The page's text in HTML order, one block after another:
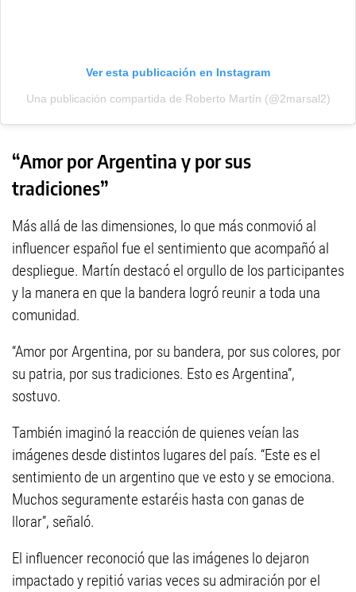
Ver esta publicación en Instagram
Una publicación compartida de Roberto Martín (@2marsal2)
“Amor por Argentina y por sus
tradiciones”
Más allá de las dimensiones, lo que más conmovió al
influencer español fue el sentimiento que acompañó al
despliegue. Martín destacó el orgullo de los participantes
y la manera en que la bandera logró reunir a toda una
comunidad.
“Amor por Argentina, por su bandera, por sus colores, por
su patria, por sus tradiciones. Esto es Argentina”,
sostuvo.
También imaginó la reacción de quienes veían las
imágenes desde distintos lugares del país. “Este es el
sentimiento de un argentino que ve esto y se emociona.
Muchos seguramente estaréis hasta con ganas de
llorar”, señaló.
El influencer reconoció que las imágenes lo dejaron
impactado y repitió varias veces su admiración por el